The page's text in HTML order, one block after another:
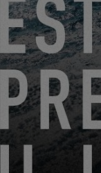
contattarvi.
vostro consenso
SEND
EXCESS si
qualità di
personali sono
gestire il nostro